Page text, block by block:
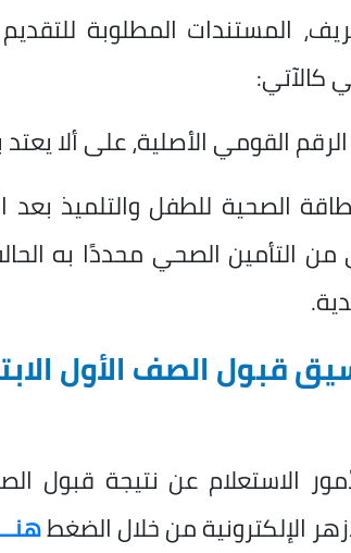
المستندات المطلوبة
كالآتي:
القومي الأصلية، على ألا
الصحية للطفل والتلميذ بعد
من التأمين الصحي محددًا به
الاستعلام عن نتيجة قبول
الإلكترونية من خلال الضغط